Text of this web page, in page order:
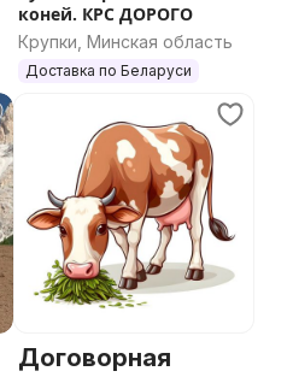
коней. КРС ДОРОГО
Крупки, Минская область
Доставка по Беларуси
Договорная